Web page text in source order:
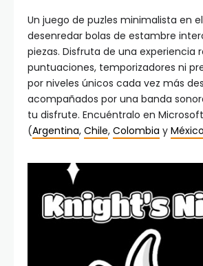
Un juego de puzles minimalista en
desenredar bolas de estambre
piezas. Disfruta de una experiencia
puntuaciones, temporizadores ni
por niveles únicos cada vez más
acompañados por una banda
tu disfrute. Encuéntralo en
(Argentina, Chile, Colombia y México